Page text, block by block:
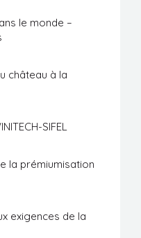
le monde –
château à la
SIFEL
la prémiumisation
exigences de la